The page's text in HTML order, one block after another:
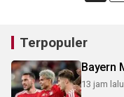
Terpopuler
Bayern
13 jam lalu